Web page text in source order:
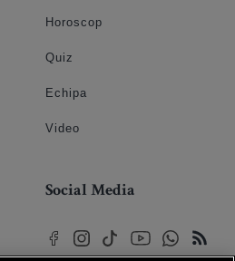
Horoscop
Quiz
Echipa
Video
Social Media